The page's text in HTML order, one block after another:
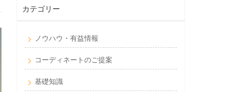
カテゴリー
ノウハウ・有益情報
コーディネートのご提案
基礎知識